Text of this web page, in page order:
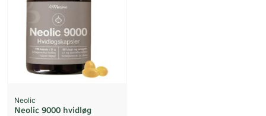
Neolic
Neolic 9000 hvidløg